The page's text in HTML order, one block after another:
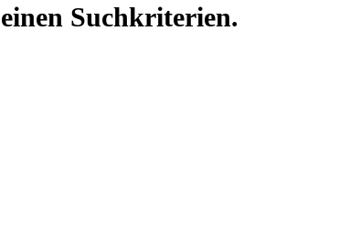
Suchkriterien.